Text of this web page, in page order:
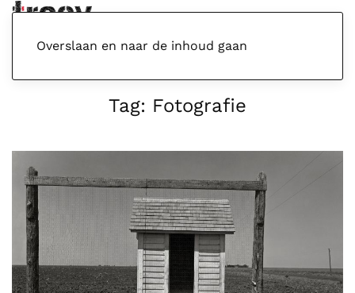
Overslaan en naar de inhoud gaan
Tag: Fotografie